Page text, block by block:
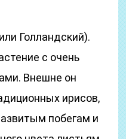
Голландский).
с очень
Внешне он
ирисов,
побегам и